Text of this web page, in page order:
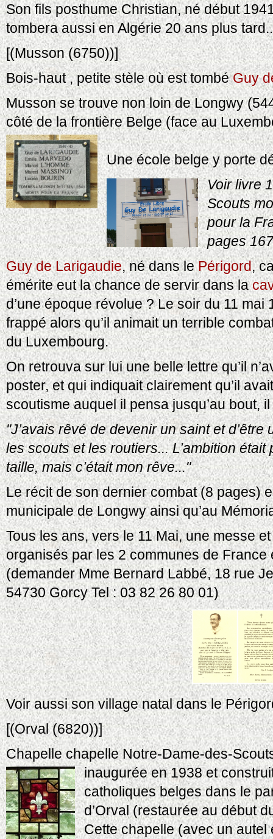
Son fils posthume Christian, né début
tombera aussi en Algérie 20 ans plus
[(Musson (6750))]
Bois-haut , petite stèle où est tombéGuy
Musson se trouve non loin de Longwy
côté de la frontière Belge (face au
Une école belge y porte
Voir livre
Scouts
pour la
pages
Guy de Larigaudie, né dans lePérigord,
émérite eut la chance de servir dans la
d’une époque révolue ? Le soir du 11 mai
frappé alors qu’il animait un terrible
du Luxembourg.
On retrouva sur lui une belle lettre qu’il
poster, et qui indiquait clairement qu’il
scoutisme auquel il pensa jusqu’au bout,
"J’avais rêvé de devenir un saint et
les scouts et les routiers... L’ambition
taille, mais c’était mon rêve..."
Le récit de son dernier combat (8 pages)
municipale de Longwy ainsi qu’au
Tous les ans, vers le 11 Mai, une messe
organisés par les 2 communes de France
(demander Mme Bernard Labbé, 18 rue
54730 Gorcy Tel : 03 82 26 80 01)
Voir aussi son village natal dans le
[(Orval (6820))]
Chapelle chapelle Notre-Dame-des-
inaugurée en 1938 et
catholiques belges dans le
d’Orval (restaurée au début
Cette chapelle (avec un autel